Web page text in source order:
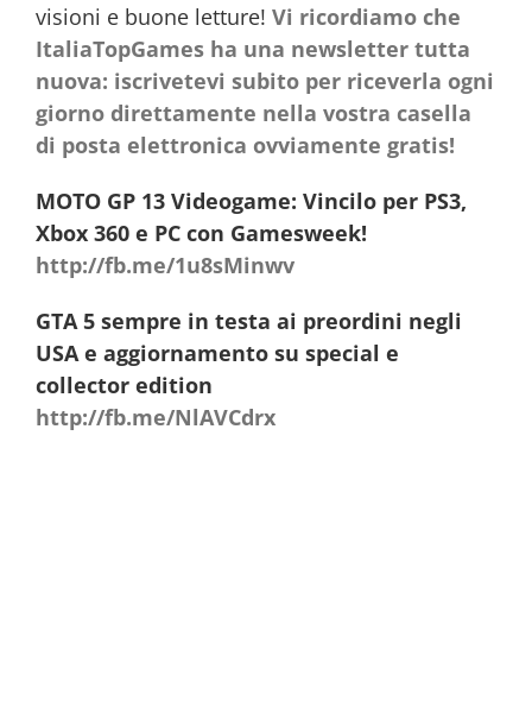
visioni e buone letture! Vi ricordiamo che
ItaliaTopGames ha una newsletter tutta
nuova: iscrivetevi subito per riceverla ogni
giorno direttamente nella vostra casella
di posta elettronica ovviamente gratis!
MOTO GP 13 Videogame: Vincilo per PS3,
Xbox 360 e PC con Gamesweek!
http://fb.me/1u8sMinwv
GTA 5 sempre in testa ai preordini negli
USA e aggiornamento su special e
collector edition
http://fb.me/NlAVCdrx